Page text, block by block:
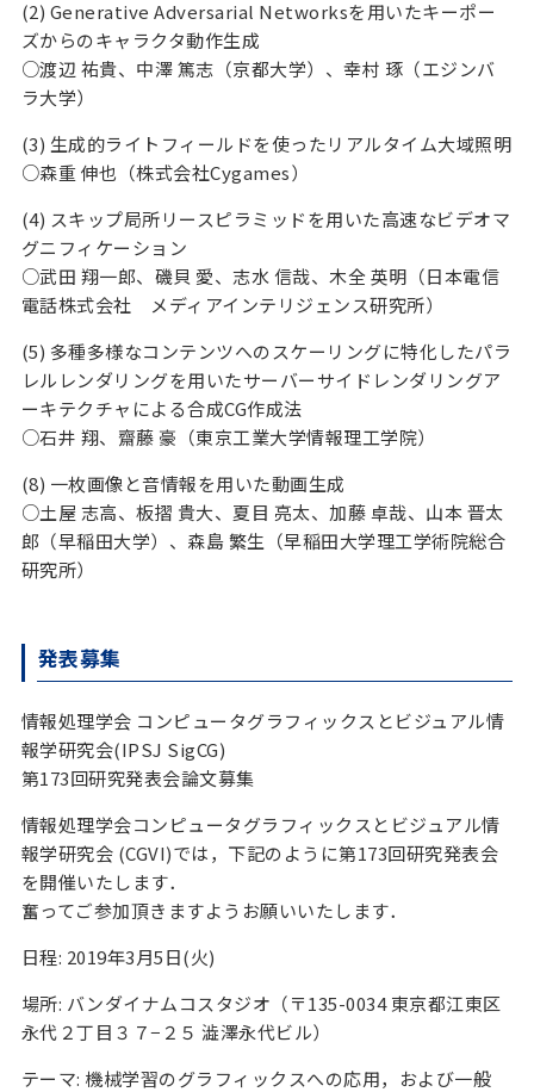
(2) Generative Adversarial Networksを用いたキーポー
ズからのキャラクタ動作生成
○渡辺 祐貴、中澤 篤志（京都大学）、幸村 琢（エジンバ
ラ大学）
(3) 生成的ライトフィールドを使ったリアルタイム大域照明
○森重 伸也（株式会社Cygames）
(4) スキップ局所リースピラミッドを用いた高速なビデオマ
グニフィケーション
○武田 翔一郎、磯貝 愛、志水 信哉、木全 英明（日本電信
電話株式会社 メディアインテリジェンス研究所）
(5) 多種多様なコンテンツへのスケーリングに特化したパラ
レルレンダリングを用いたサーバーサイドレンダリングア
ーキテクチャによる合成CG作成法
○石井 翔、齋藤 豪（東京工業大学情報理工学院）
(8) 一枚画像と音情報を用いた動画生成
○土屋 志高、板摺 貴大、夏目 亮太、加藤 卓哉、山本 晋太
郎（早稲田大学）、森島 繁生（早稲田大学理工学術院総合
研究所）
発表募集
情報処理学会 コンピュータグラフィックスとビジュアル情
報学研究会(IPSJ SigCG)
第173回研究発表会論文募集
情報処理学会コンピュータグラフィックスとビジュアル情
報学研究会 (CGVI)では，下記のように第173回研究発表会
を開催いたします．
奮ってご参加頂きますようお願いいたします．
日程: 2019年3月5日(火)
場所: バンダイナムコスタジオ（〒135-0034 東京都江東区
永代２丁目３７−２５ 澁澤永代ビル）
テーマ: 機械学習のグラフィックスへの応用，および一般